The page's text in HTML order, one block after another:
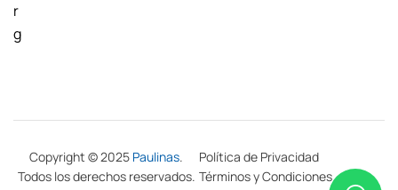
r
g
Copyright © 2025 Paulinas.
Todos los derechos reservados.
Política de Privacidad
Términos y Condiciones